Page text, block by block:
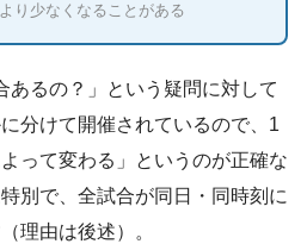
り少なくなることがある
あるの？」という疑問に対して
分けて開催されているので、1
って変わる」というのが正確な
別で、全試合が同日・同時刻に
理由は後述）。